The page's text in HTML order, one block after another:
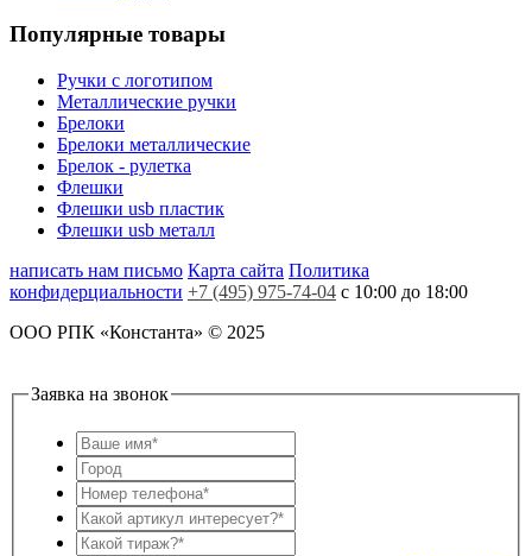
Популярные товары
Ручки с логотипом
Металлические ручки
Брелоки
Брелоки металлические
Брелок - рулетка
Флешки
Флешки usb пластик
Флешки usb металл
написать нам письмо Карта сайта Политика
конфидерциальности +7 (495) 975-74-04 с 10:00 до 18:00
ООО РПК «Константа» © 2025
Заявка на звонок